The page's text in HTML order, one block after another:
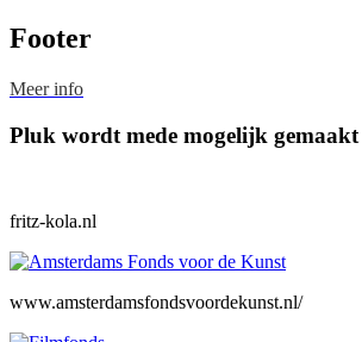
Footer
Meer info
Pluk wordt mede mogelijk
fritz-kola.nl
www.amsterdamsfondsvoordekunst.nl/